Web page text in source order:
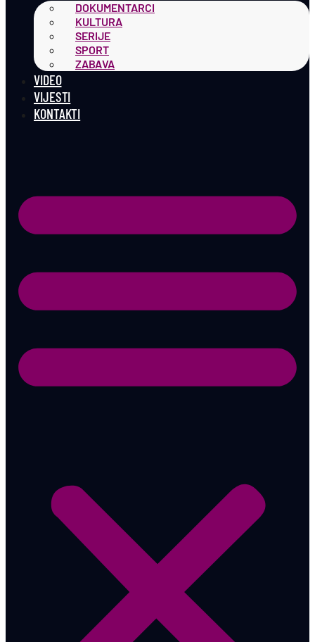
DOKUMENTARCI
KULTURA
SERIJE
SPORT
ZABAVA
VIDEO
VIJESTI
KONTAKTI